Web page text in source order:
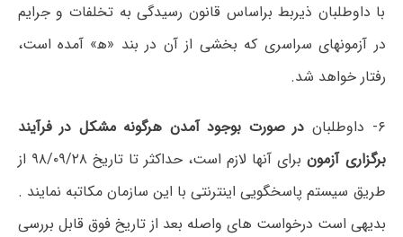
با داوطلبان ذیربط براساس قانون رسیدگی به تخلفات و جرایم
در آزمونهای سراسری که بخشی از آن در بند «ه‍» آمده است،
رفتار خواهد شد.
۶- داوطلبان
در صورت بوجود آمدن هرگونه مشکل در فرآیند
برگزاری آزمون
برای آنها لازم است، حداکثر تا تاریخ ۹۸/۰۹/۲۸ از
طریق سیستم پاسخگویی اینترنتی با این سازمان مکاتبه نمایند .
بدیهی است درخواست های واصله بعد از تاریخ فوق قابل بررسی